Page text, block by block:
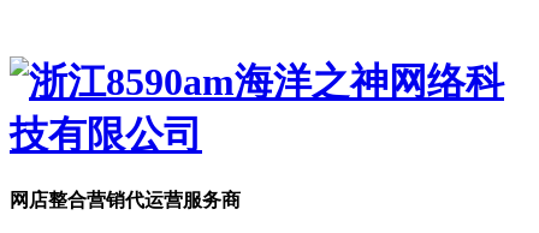
网店整合营销代运营服务商